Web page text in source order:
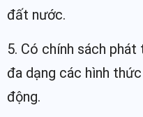
đất nước.
5. Có chính sách
đa dạng các hình
động.